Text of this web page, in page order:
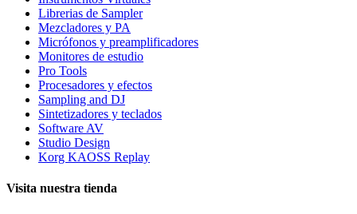
Librerias de Sampler
Mezcladores y PA
Micrófonos y preamplificadores
Monitores de estudio
Pro Tools
Procesadores y efectos
Sampling and DJ
Sintetizadores y teclados
Software AV
Studio Design
Korg KAOSS Replay
Visita nuestra tienda